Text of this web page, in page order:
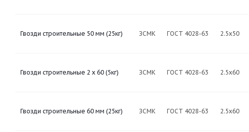
Гвозди строительные 50 мм (25кг) ЗСМК ГОСТ 4028-63 2.5х50
Гвозди строительные 2 х 60 (5кг) ЗСМК ГОСТ 4028-63 2.5х60
Гвозди строительные 60 мм (25кг) ЗСМК ГОСТ 4028-63 2.5х60